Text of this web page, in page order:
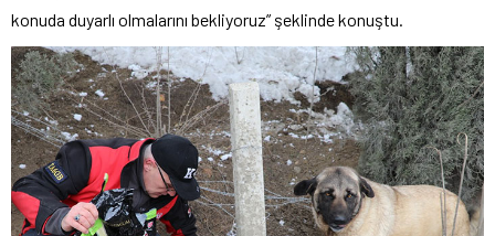
konuda duyarlı olmalarını bekliyoruz” şeklinde konuştu.